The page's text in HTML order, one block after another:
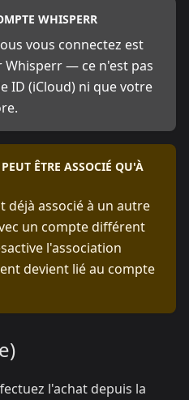
WHISPERR
vous connectez est
Whisperr — ce n'est pas
ID (iCloud) ni que votre
ÊTRE ASSOCIÉ QU'À
déjà associé à un autre
un compte différent
l'association
devient lié au compte
l'achat depuis la